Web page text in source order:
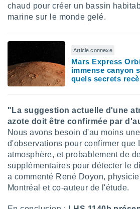
et
par
et
des
et du
études
et
chaud pour créer un bassin
marine sur le monde gelé.
Article connexe
Mars Express
immense canyon
quels secrets
"La suggestion actuelle d'une
azote doit être confirmée par
Nous avons besoin d'au moins
d'observations pour confirmer que
atmosphère, et probablement de
supplémentaires pour détecter le
a commenté René Doyon,
Montréal et co-auteur de l'étude.